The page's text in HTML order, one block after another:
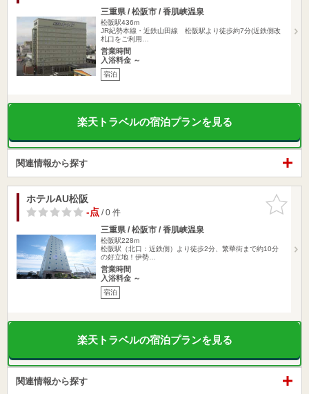
三重県 / 松阪市 / 香肌峡温泉
松阪駅436m
JR紀勢本線・近鉄山田線 松阪駅より徒歩約7分(近鉄側改
札口をご利用…
営業時間
入浴料金 ～
宿泊
楽天トラベルの宿泊プランを見る
関連情報から探す
お気に入
りに追加
ホテルAU松阪
-点/ 0 件
三重県 / 松阪市 / 香肌峡温泉
松阪駅228m
松阪駅（北口：近鉄側）より徒歩2分、繁華街まで約10分
の好立地！伊勢…
営業時間
入浴料金 ～
宿泊
楽天トラベルの宿泊プランを見る
関連情報から探す